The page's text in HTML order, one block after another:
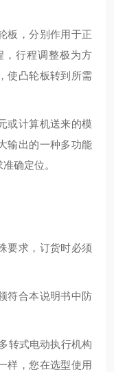
板，分别作用于正
，行程调整极为方
使凸轮板转到所需
或计算机送来的模
输出的一种多功能
确定位。
要求，订货时必须
符合本说明书中防
转式电动执行机构
样，您在选型使用